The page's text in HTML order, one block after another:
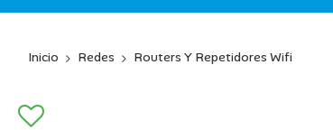
Inicio Redes Routers Y Repetidores Wifi